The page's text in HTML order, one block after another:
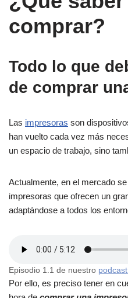
comprar?
Todo lo que
de comprar
Las impresoras son
han vuelto cada vez más
un espacio de trabajo, sino
Actualmente, en el mercado
impresoras que ofrecen un
adaptándose a todos los
Episodio 1.1 de nuestro
Por ello, es preciso tener en